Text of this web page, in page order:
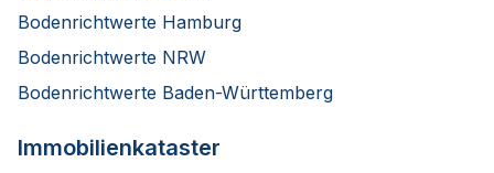
Bodenrichtwerte Hamburg
Bodenrichtwerte NRW
Bodenrichtwerte Baden-Württemberg
Immobilienkataster